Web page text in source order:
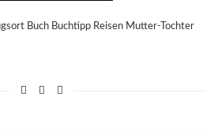
Buch Buchtipp Reisen Mutter-Tochter